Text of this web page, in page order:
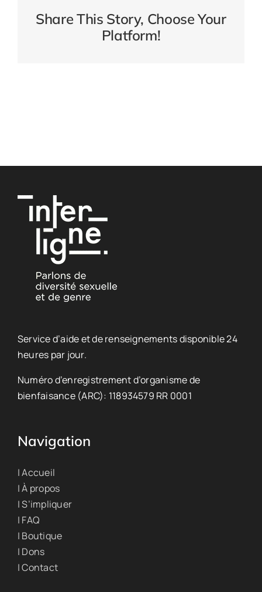
Share This Story, Choose Your
Platform!
Service d’aide et de renseignements disponible 24
heures par jour.
Numéro d’enregistrement d’organisme de
bienfaisance (ARC): 118934579 RR 0001
Navigation
| Accueil
| À propos
| S’impliquer
| FAQ
| Boutique
| Dons
| Contact